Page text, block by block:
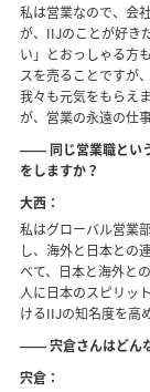
私は営業なので、会
が、IIJのことが好き
い」とおっしゃる方
スを売ることですが
我々も元気をもらえ
が、営業の永遠の仕
―― 同じ営業職とい
をしますか？
大西：
私はグローバル営業
し、海外と日本との
べて、日本と海外と
人に日本のスピリッ
けるIIJの知名度を高
―― 宍倉さんはどん
宍倉：